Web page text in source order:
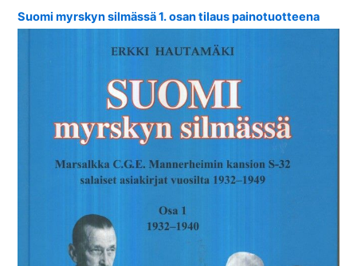
Suomi myrskyn silmässä 1. osan tilaus painotuotteena